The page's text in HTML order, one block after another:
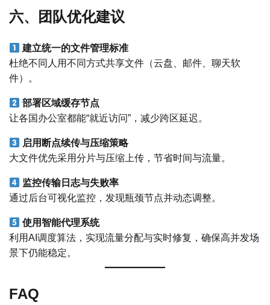
六、团队优化建议
建立统一的文件管理标准
杜绝不同人用不同方式共享文件（云盘、邮件、聊天软
件）。
部署区域缓存节点
让各国办公室都能“就近访问”，减少跨区延迟。
启用断点续传与压缩策略
大文件优先采用分片与压缩上传，节省时间与流量。
监控传输日志与失败率
通过后台可视化监控，发现瓶颈节点并动态调整。
使用智能代理系统
利用AI调度算法，实现流量分配与实时修复，确保高并发场
景下仍能稳定。
FAQ